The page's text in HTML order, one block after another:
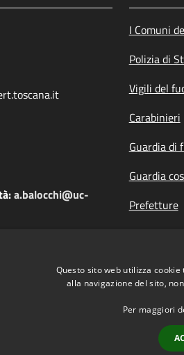
a.balocchi@uc-
I Comuni
Polizia di
Vigili del
Carabinieri
Guardia di
Guardia
Prefetture
Your
Questo sito web utilizza
alla navigazione del sito,
Per maggiori